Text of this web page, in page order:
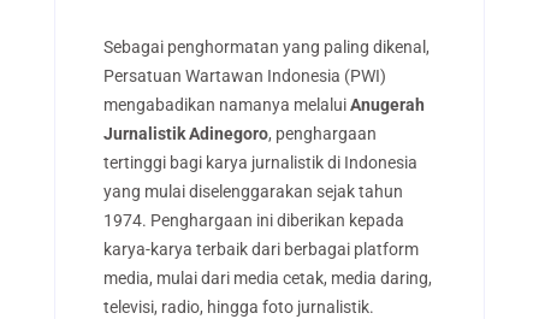
Sebagai penghormatan yang paling dikenal,
Persatuan Wartawan Indonesia (PWI)
mengabadikan namanya melaluiAnugerah
Jurnalistik Adinegoro, penghargaan
tertinggi bagi karya jurnalistik di Indonesia
yang mulai diselenggarakan sejak tahun
1974. Penghargaan ini diberikan kepada
karya-karya terbaik dari berbagai platform
media, mulai dari media cetak, media daring,
televisi, radio, hingga foto jurnalistik.